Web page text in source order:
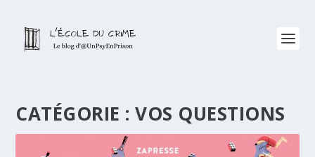
CATÉGORIE :VOS QUESTIONS